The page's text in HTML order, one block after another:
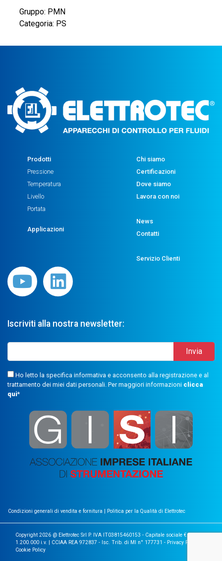
Gruppo: PMN
Categoria: PS
Prodotti
Pressione
Temperatura
Livello
Portata
Applicazioni
Chi siamo
Certificazioni
Dove siamo
Lavora con noi
News
Contatti
Servizio Clienti
Iscriviti alla nostra newsletter:
Ho letto la specifica informativa e acconsento alla registrazione e al
trattamento dei miei dati personali. Per maggiori informazioni clicca
qui*
Condizioni generali di vendita e fornitura | Politica per la Qualità di Elettrotec
Copyright 2026 @ Elettrotec Srl P. IVA IT03815460153 - Capitale sociale €
1.200.000 i.v. | CCIAA REA 972837 - Isc. Trib. di MI n° 177731 - Privacy Policy
Cookie Policy